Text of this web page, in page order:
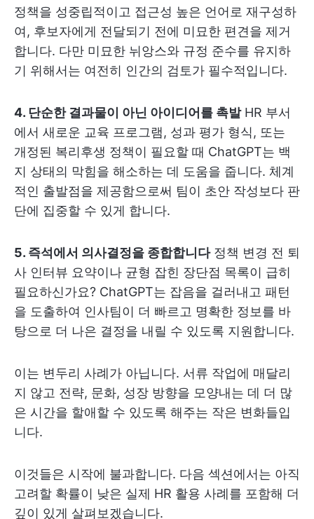
정책을 성중립적이고 접근성 높은 언어로 재구성하
여, 후보자에게 전달되기 전에 미묘한 편견을 제거
합니다. 다만 미묘한 뉘앙스와 규정 준수를 유지하
기 위해서는 여전히 인간의 검토가 필수적입니다.
4. 단순한 결과물이 아닌 아이디어를 촉발HR 부서
에서 새로운 교육 프로그램, 성과 평가 형식, 또는
개정된 복리후생 정책이 필요할 때 ChatGPT는 백
지 상태의 막힘을 해소하는 데 도움을 줍니다. 체계
적인 출발점을 제공함으로써 팀이 초안 작성보다 판
단에 집중할 수 있게 합니다.
5. 즉석에서 의사결정을 종합합니다정책 변경 전 퇴
사 인터뷰 요약이나 균형 잡힌 장단점 목록이 급히
필요하신가요? ChatGPT는 잡음을 걸러내고 패턴
을 도출하여 인사팀이 더 빠르고 명확한 정보를 바
탕으로 더 나은 결정을 내릴 수 있도록 지원합니다.
이는 변두리 사례가 아닙니다. 서류 작업에 매달리
지 않고 전략, 문화, 성장 방향을 모양내는 데 더 많
은 시간을 할애할 수 있도록 해주는 작은 변화들입
니다.
이것들은 시작에 불과합니다. 다음 섹션에서는 아직
고려할 확률이 낮은 실제 HR 활용 사례를 포함해 더
깊이 있게 살펴보겠습니다.